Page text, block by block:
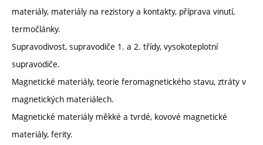
materiály, materiály na rezistory a kontakty, příprava vinutí,
termočlánky.
Supravodivost, supravodiče 1. a 2. třídy, vysokoteplotní
supravodiče.
Magnetické materiály, teorie feromagnetického stavu, ztráty v
magnetických materiálech.
Magnetické materiály měkké a tvrdé, kovové magnetické
materiály, ferity.